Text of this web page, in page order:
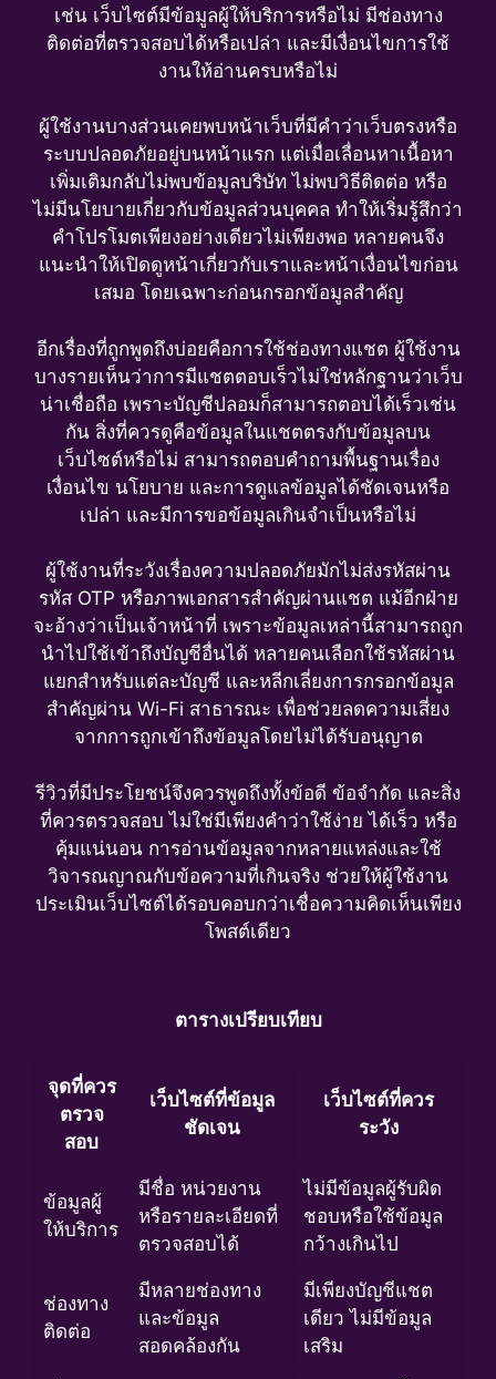
เช่น เว็บไซต์มีข้อมูลผู้ให้บริการหรือไม่ มีช่องทาง
ติดต่อที่ตรวจสอบได้หรือเปล่า และมีเงื่อนไขการใช้
งานให้อ่านครบหรือไม่
ผู้ใช้งานบางส่วนเคยพบหน้าเว็บที่มีคำว่าเว็บตรงหรือ
ระบบปลอดภัยอยู่บนหน้าแรก แต่เมื่อเลื่อนหาเนื้อหา
เพิ่มเติมกลับไม่พบข้อมูลบริษัท ไม่พบวิธีติดต่อ หรือ
ไม่มีนโยบายเกี่ยวกับข้อมูลส่วนบุคคล ทำให้เริ่มรู้สึกว่า
คำโปรโมตเพียงอย่างเดียวไม่เพียงพอ หลายคนจึง
แนะนำให้เปิดดูหน้าเกี่ยวกับเราและหน้าเงื่อนไขก่อน
เสมอ โดยเฉพาะก่อนกรอกข้อมูลสำคัญ
อีกเรื่องที่ถูกพูดถึงบ่อยคือการใช้ช่องทางแชต ผู้ใช้งาน
บางรายเห็นว่าการมีแชตตอบเร็วไม่ใช่หลักฐานว่าเว็บ
น่าเชื่อถือ เพราะบัญชีปลอมก็สามารถตอบได้เร็วเช่น
กัน สิ่งที่ควรดูคือข้อมูลในแชตตรงกับข้อมูลบน
เว็บไซต์หรือไม่ สามารถตอบคำถามพื้นฐานเรื่อง
เงื่อนไข นโยบาย และการดูแลข้อมูลได้ชัดเจนหรือ
เปล่า และมีการขอข้อมูลเกินจำเป็นหรือไม่
ผู้ใช้งานที่ระวังเรื่องความปลอดภัยมักไม่ส่งรหัสผ่าน
รหัส OTP หรือภาพเอกสารสำคัญผ่านแชต แม้อีกฝ่าย
จะอ้างว่าเป็นเจ้าหน้าที่ เพราะข้อมูลเหล่านี้สามารถถูก
นำไปใช้เข้าถึงบัญชีอื่นได้ หลายคนเลือกใช้รหัสผ่าน
แยกสำหรับแต่ละบัญชี และหลีกเลี่ยงการกรอกข้อมูล
สำคัญผ่าน Wi-Fi สาธารณะ เพื่อช่วยลดความเสี่ยง
จากการถูกเข้าถึงข้อมูลโดยไม่ได้รับอนุญาต
รีวิวที่มีประโยชน์จึงควรพูดถึงทั้งข้อดี ข้อจำกัด และสิ่ง
ที่ควรตรวจสอบ ไม่ใช่มีเพียงคำว่าใช้ง่าย ได้เร็ว หรือ
คุ้มแน่นอน การอ่านข้อมูลจากหลายแหล่งและใช้
วิจารณญาณกับข้อความที่เกินจริง ช่วยให้ผู้ใช้งาน
ประเมินเว็บไซต์ได้รอบคอบกว่าเชื่อความคิดเห็นเพียง
โพสต์เดียว
ตารางเปรียบเทียบ
จุดที่ควร
ตรวจ
สอบ
เว็บไซต์ที่ข้อมูล
ชัดเจน
เว็บไซต์ที่ควร
ระวัง
ข้อมูลผู้
ให้บริการ
มีชื่อ หน่วยงาน
หรือรายละเอียดที่
ตรวจสอบได้
ไม่มีข้อมูลผู้รับผิด
ชอบหรือใช้ข้อมูล
กว้างเกินไป
ช่องทาง
ติดต่อ
มีหลายช่องทาง
และข้อมูล
สอดคล้องกัน
มีเพียงบัญชีแชต
เดียว ไม่มีข้อมูล
เสริม